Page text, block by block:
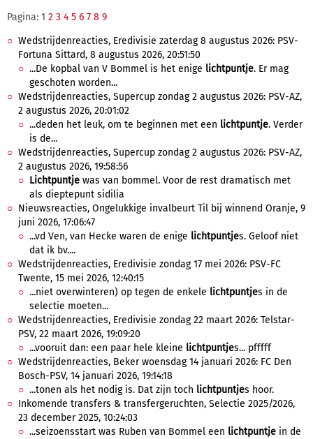
Pagina: 1 2 3 4 5 6 7 8 9
Wedstrijdenreacties, Eredivisie zaterdag 8 augustus 2026: PSV-
Fortuna Sittard, 8 augustus 2026, 20:51:50
...De kopbal van V Bommel is het enige lichtpuntje. Er mag
geschoten worden...
Wedstrijdenreacties, Supercup zondag 2 augustus 2026: PSV-AZ,
2 augustus 2026, 20:01:02
...deden het leuk, om te beginnen met een lichtpuntje. Verder
is de...
Wedstrijdenreacties, Supercup zondag 2 augustus 2026: PSV-AZ,
2 augustus 2026, 19:58:56
Lichtpuntje was van bommel. Voor de rest dramatisch met
als dieptepunt sidilia
Nieuwsreacties, Ongelukkige invalbeurt Til bij winnend Oranje, 9
juni 2026, 17:06:47
...vd Ven, van Hecke waren de enige lichtpuntjes. Geloof niet
dat ik bv....
Wedstrijdenreacties, Eredivisie zondag 17 mei 2026: PSV-FC
Twente, 15 mei 2026, 12:40:15
...niet overwinteren) op tegen de enkele lichtpuntjes in de
selectie moeten...
Wedstrijdenreacties, Eredivisie zondag 22 maart 2026: Telstar-
PSV, 22 maart 2026, 19:09:20
...vooruit dan: een paar hele kleine lichtpuntjes... pfffff
Wedstrijdenreacties, Beker woensdag 14 januari 2026: FC Den
Bosch-PSV, 14 januari 2026, 19:14:18
...tonen als het nodig is. Dat zijn toch lichtpuntjes hoor.
Inkomende transfers & transfergeruchten, Selectie 2025/2026,
23 december 2025, 10:24:03
...seizoensstart was Ruben van Bommel een lichtpuntje in de